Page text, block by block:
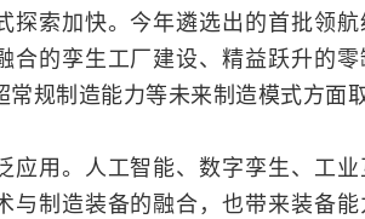
探索加快。今年遴选出的首批领
合的孪生工厂建设、精益跃升的
规制造能力等未来制造模式方面
用。人工智能、 数字孪生、工业
与制造装备的融合，也带来装备